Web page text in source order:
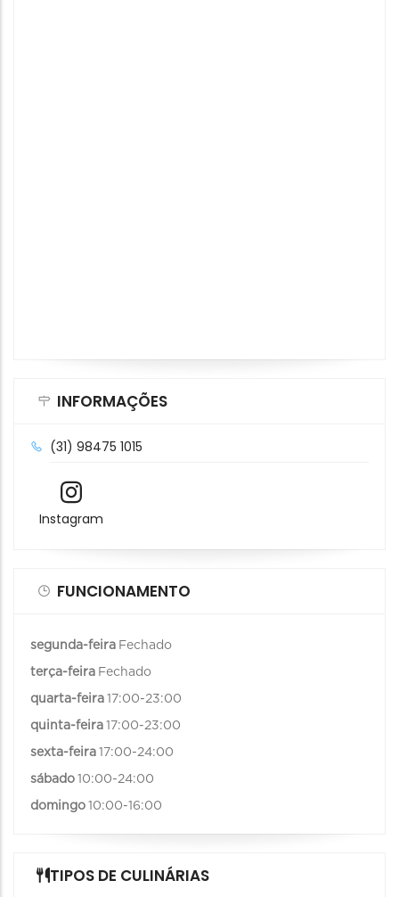
INFORMAÇÕES
(31) 98475 1015
Instagram
FUNCIONAMENTO
segunda-feira Fechado
terça-feira Fechado
quarta-feira 17:00-23:00
quinta-feira 17:00-23:00
sexta-feira 17:00-24:00
sábado 10:00-24:00
domingo 10:00-16:00
TIPOS DE CULINÁRIAS